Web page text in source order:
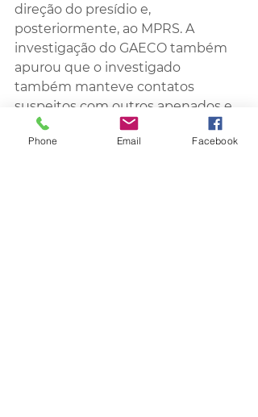
direção do presídio e,
posteriormente, ao MPRS. A
investigação do GAECO também
apurou que o investigado
também manteve contatos
suspeitos com outros apenados e
com pessoas de fora do
estabelecimento prisional, ligadas
Phone Email Facebook